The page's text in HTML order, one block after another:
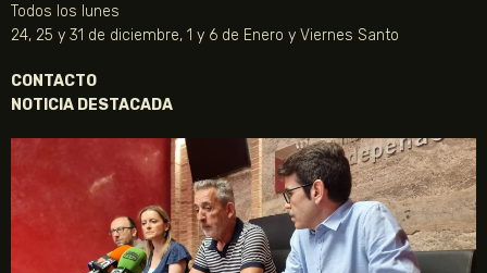
Todos los lunes
24, 25 y 31 de diciembre, 1 y 6 de Enero y Viernes Santo
CONTACTO
NOTICIA DESTACADA